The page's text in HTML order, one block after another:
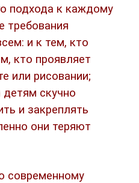
подхода к каждому
требования
и к тем, кто
кто проявляет
или рисовании;
скучно
и закреплять
они теряют
современному